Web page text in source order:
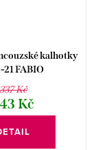
kalhotky
21 FABIO
Kč
Kč